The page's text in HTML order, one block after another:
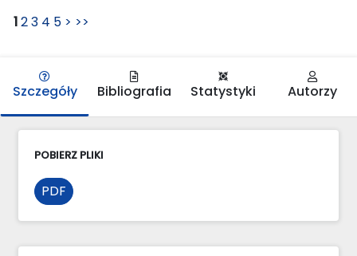
123 4 5 > >>
Szczegóły Bibliografia Statystyki Autorzy
POBIERZ PLIKI
PDF